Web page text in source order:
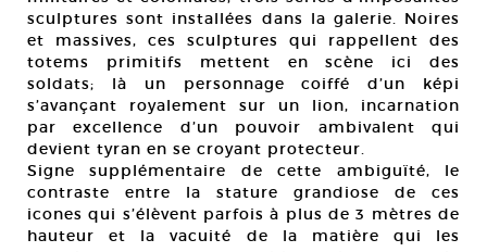
sculptures sont installées dans la galerie. Noires
et massives, ces sculptures qui rappellent des
totems primitifs mettent en scène ici des
soldats; là un personnage coiffé d’un képi
s’avançant royalement sur un lion, incarnation
par excellence d’un pouvoir ambivalent qui
devient tyran en se croyant protecteur.
Signe supplémentaire de cette ambiguïté, le
contraste entre la stature grandiose de ces
icones qui s’élèvent parfois à plus de 3 mètres de
hauteur et la vacuité de la matière qui les